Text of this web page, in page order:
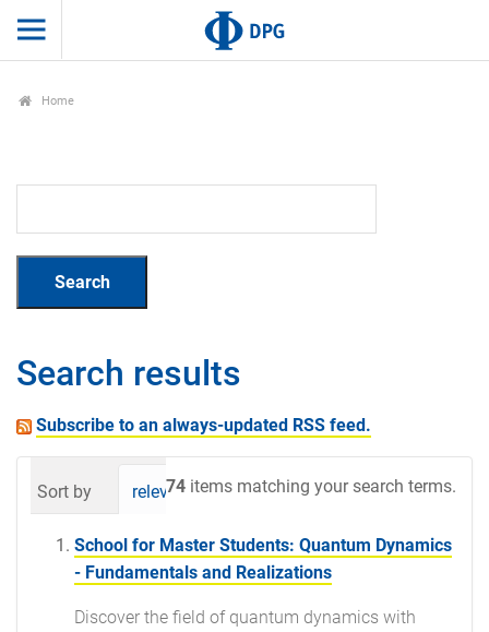
Home
Search results
Subscribe to an always-updated RSS feed.
74 items matching your search terms.
Sort by relevance date (newest first)
School for Master Students: Quantum Dynamics
- Fundamentals and Realizations
Discover the field of quantum dynamics with